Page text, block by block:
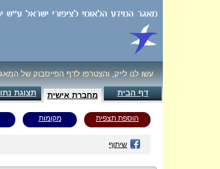
עשו לנו לייק, והצטרפו לדף הפייסבוק של
דף הבית מחברת אישית תצוגת
הוספת תצפית מקומות
שיתוף